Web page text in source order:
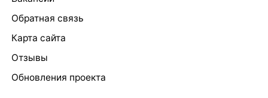
Обратная связь
Карта сайта
Отзывы
Обновления проекта